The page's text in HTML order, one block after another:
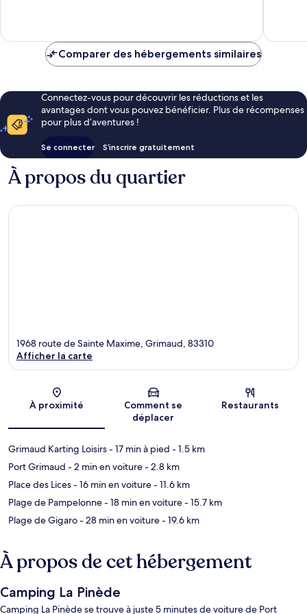
Comparer des hébergements similaires
Connectez-vous pour découvrir les réductions et les
avantages dont vous pouvez bénéficier. Plus de récompenses
pour plus d’aventures !
Se connecter S’inscrire gratuitement
À propos du quartier
Carte
1968 route de Sainte Maxime, Grimaud, 83310
Afficher la carte
À proximité
Comment se
déplacer
Restaurants
Grimaud Karting Loisirs- 17 min à pied - 1.5 km
Port Grimaud - 2 min en voiture- 2.8 km
Place des Lices- 16 min en voiture- 11.6 km
Plage de Pampelonne- 18 min en voiture- 15.7 km
Plage de Gigaro- 28 min en voiture- 19.6 km
À propos de cet hébergement
Camping La Pinède
Camping La Pinède se trouve à juste 5 minutes de voiture de Port